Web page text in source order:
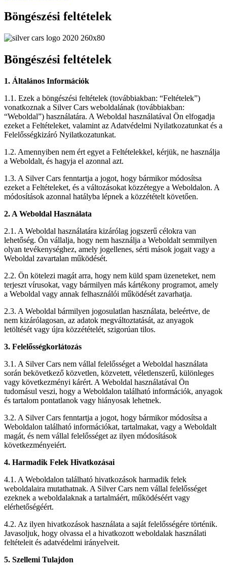
Böngészési feltételek
Böngészési feltételek
1. Általános Információk
1.1. Ezek a böngészési feltételek (továbbiakban: “Feltételek”)
vonatkoznak a Silver Cars weboldalának (továbbiakban:
“Weboldal”) használatára. A Weboldal használatával Ön elfogadja
ezeket a Feltételeket, valamint az Adatvédelmi Nyilatkozatunkat és a
Felelősségkizáró Nyilatkozatunkat.
1.2. Amennyiben nem ért egyet a Feltételekkel, kérjük, ne használja
a Weboldalt, és hagyja el azonnal azt.
1.3. A Silver Cars fenntartja a jogot, hogy bármikor módosítsa
ezeket a Feltételeket, és a változásokat közzétegye a Weboldalon. A
módosítások azonnal hatályba lépnek a közzétételt követően.
2. A Weboldal Használata
2.1. A Weboldal használatára kizárólag jogszerű célokra van
lehetőség. Ön vállalja, hogy nem használja a Weboldalt semmilyen
olyan tevékenységhez, amely jogellenes, sérti mások jogait vagy a
Weboldal zavartalan működését.
2.2. Ön kötelezi magát arra, hogy nem küld spam üzeneteket, nem
terjeszt vírusokat, vagy bármilyen más kártékony programot, amely
a Weboldal vagy annak felhasználói működését zavarhatja.
2.3. A Weboldal bármilyen jogosulatlan használata, beleértve, de
nem kizárólagosan, az adatok megváltoztatását, az anyagok
letöltését vagy újra közzétételét, szigorúan tilos.
3. Felelősségkorlátozás
3.1. A Silver Cars nem vállal felelősséget a Weboldal használata
során bekövetkező közvetlen, közvetett, véletlenszerű, különleges
vagy következményi kárért. A Weboldal használatával Ön
tudomásul veszi, hogy a Weboldalon található információk, anyagok
és tartalom pontatlanok vagy hiányosak lehetnek.
3.2. A Silver Cars fenntartja a jogot, hogy bármikor módosítsa a
Weboldalon található információkat, tartalmakat, vagy a Weboldalt
magát, és nem vállal felelősséget az ilyen módosítások
következményeiért.
4. Harmadik Felek Hivatkozásai
4.1. A Weboldalon található hivatkozások harmadik felek
weboldalaira mutathatnak. A Silver Cars nem vállal felelősséget
ezeknek a weboldalaknak a tartalmáért, működéséért vagy
elérhetőségéért.
4.2. Az ilyen hivatkozások használata a saját felelősségére történik.
Javasoljuk, hogy olvassa el a hivatkozott weboldalak használati
feltételeit és adatvédelmi irányelveit.
5. Szellemi Tulajdon